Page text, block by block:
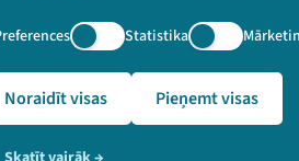
Statistika
Noraidīt visas Pieņemt visas